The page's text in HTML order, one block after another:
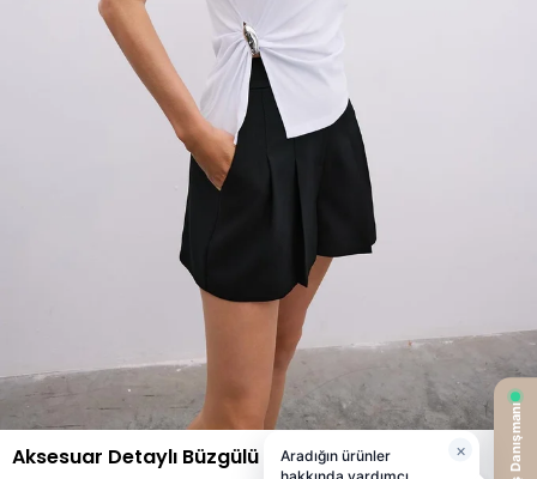
Aksesuar Detaylı Büzgülü Beyaz Tişört